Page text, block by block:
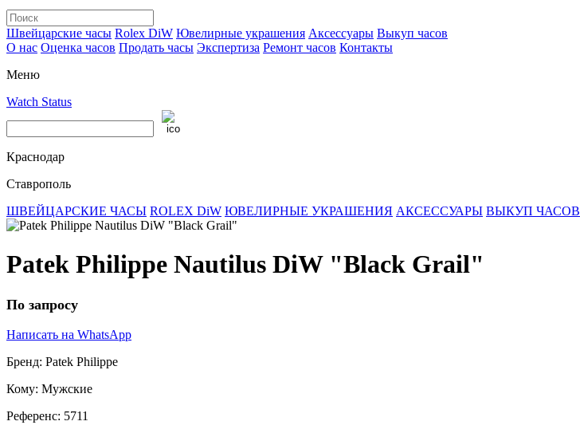
Швейцарские часы Rolex DiW Ювелирные украшения Аксессуары Выкуп часов
О нас Оценка часов Продать часы Экспертиза Ремонт часов Контакты
Меню
Watch Status
Краснодар
Ставрополь
ШВЕЙЦАРСКИЕ ЧАСЫ ROLEX DiW ЮВЕЛИРНЫЕ УКРАШЕНИЯ АКСЕССУАРЫ ВЫКУП ЧАСОВ
Patek Philippe Nautilus DiW "Black Grail"
По запросу
Написать на WhatsApp
Бренд: Patek Philippe
Кому: Мужские
Референс: 5711